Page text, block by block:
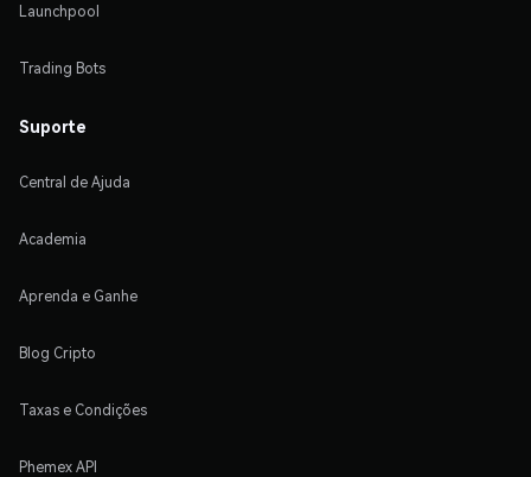
Launchpool
Trading Bots
Suporte
Central de Ajuda
Academia
Aprenda e Ganhe
Blog Cripto
Taxas e Condições
Phemex API